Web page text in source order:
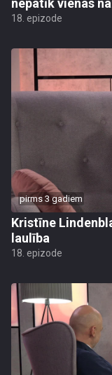
nepatīk vienas
18. epizode
pirms 3 gadiem
Kristīne
laulība
18. epizode